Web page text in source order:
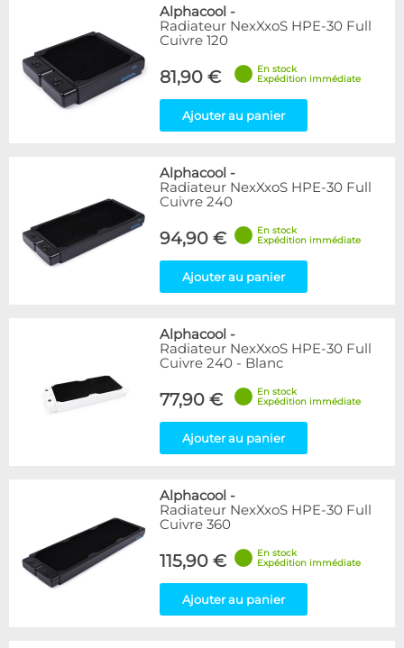
Alphacool -
Radiateur NexXxoS HPE-30 Full
Cuivre 120
81,90 €
En stock
Expédition immédiate
Ajouter au panier
Alphacool -
Radiateur NexXxoS HPE-30 Full
Cuivre 240
94,90 €
En stock
Expédition immédiate
Ajouter au panier
Alphacool -
Radiateur NexXxoS HPE-30 Full
Cuivre 240 - Blanc
77,90 €
En stock
Expédition immédiate
Ajouter au panier
Alphacool -
Radiateur NexXxoS HPE-30 Full
Cuivre 360
115,90 €
En stock
Expédition immédiate
Ajouter au panier